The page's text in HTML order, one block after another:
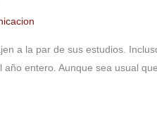
a la par de sus estudios.
entero. Aunque sea usual